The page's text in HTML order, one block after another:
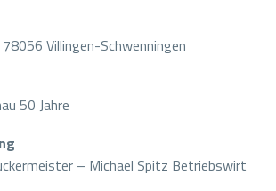
Villingen-Schwenningen
50 Jahre
– Michael Spitz Betriebswirt